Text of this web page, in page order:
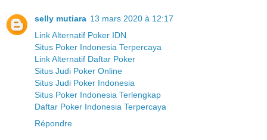
selly mutiara 13 mars 2020 à 12:17
Link Alternatif Poker IDN
Situs Poker Indonesia Terpercaya
Link Alternatif Daftar Poker
Situs Judi Poker Online
Situs Judi Poker Indonesia
Situs Poker Indonesia Terlengkap
Daftar Poker Indonesia Terpercaya
Répondre